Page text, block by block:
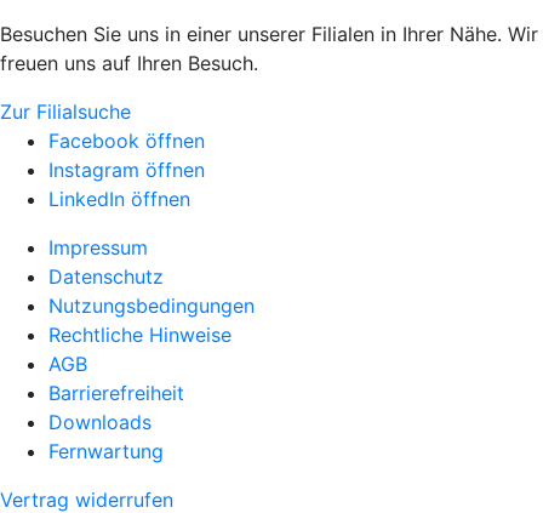
Besuchen Sie uns in einer unserer Filialen in Ihrer Nähe. Wir
freuen uns auf Ihren Besuch.
Zur Filialsuche
Facebook öffnen
Instagram öffnen
LinkedIn öffnen
Impressum
Datenschutz
Nutzungsbedingungen
Rechtliche Hinweise
AGB
Barrierefreiheit
Downloads
Fernwartung
Vertrag widerrufen